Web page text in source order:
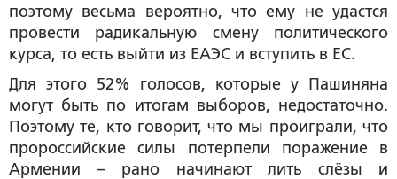
поэтому весьма вероятно, что ему не удастся
провести радикальную смену политического
курса, то есть выйти из ЕАЭС и вступить в ЕС.
Для этого 52% голосов, которые у Пашиняна
могут быть по итогам выборов, недостаточно.
Поэтому те, кто говорит, что мы проиграли, что
пророссийские силы потерпели поражение в
Армении – рано начинают лить слёзы и